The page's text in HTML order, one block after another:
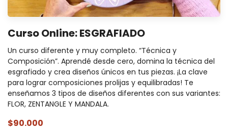
Curso Online: ESGRAFIADO
Un curso diferente y muy completo. “Técnica y
Composición”. Aprendé desde cero, domina la técnica del
esgrafiado y crea diseños únicos en tus piezas. ¡La clave
para lograr composiciones prolijas y equilibradas! Te
enseñamos 3 tipos de diseños diferentes con sus variantes:
FLOR, ZENTANGLE Y MANDALA.
$90.000